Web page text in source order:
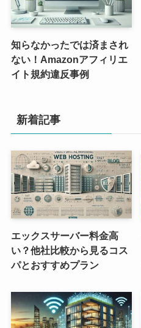
知らなかったでは済まされ
ない！Amazonアフィリエ
イト規約違反事例
新着記事
エックスサーバー料金高
い？他社比較から見るコス
パとおすすめプラン